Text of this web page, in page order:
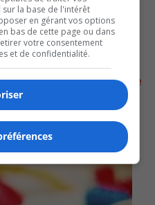
Marcel-Alary inquiète
la base de l'intérêt
en gérant vos options
bas de cette page ou dans
votre consentement
et de confidentialité.